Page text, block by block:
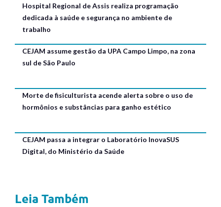
Hospital Regional de Assis realiza programação
dedicada à saúde e segurança no ambiente de
trabalho
CEJAM assume gestão da UPA Campo Limpo, na zona
sul de São Paulo
Morte de fisiculturista acende alerta sobre o uso de
hormônios e substâncias para ganho estético
CEJAM passa a integrar o Laboratório InovaSUS
Digital, do Ministério da Saúde
Leia Também